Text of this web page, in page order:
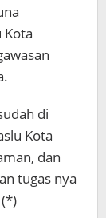
Kota
di
Kota
dan
tugas nya